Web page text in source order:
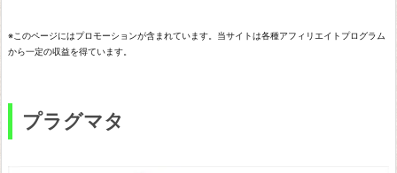
ベ
0
※このページにはプロモーションが含まれています。当サイトは各種アフィリエイトプログラム
から一定の収益を得ています。
プラグマタ